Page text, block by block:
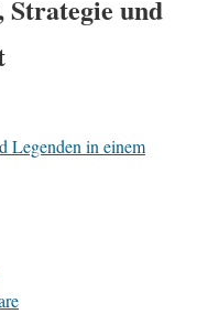
und
Legenden in einem